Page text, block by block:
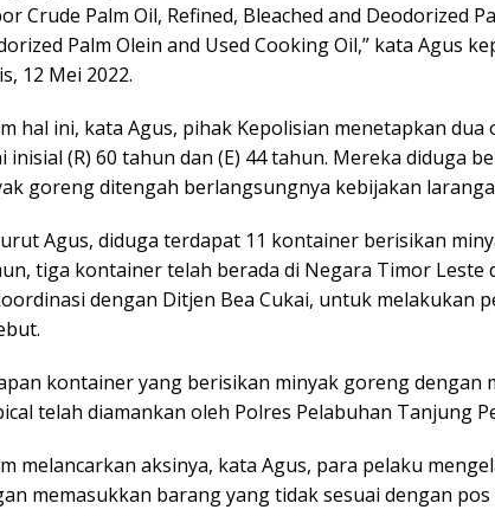
Crude Palm Oil, Refined, Bleached and Deodorized
Palm Olein and Used Cooking Oil,” kata Agus
12 Mei 2022.
hal ini, kata Agus, pihak Kepolisian menetapkan
inisial (R) 60 tahun dan (E) 44 tahun. Mereka diduga
goreng ditengah berlangsungnya kebijakan
Agus, diduga terdapat 11 kontainer berisikan
tiga kontainer telah berada di Negara Timor Leste
dengan Ditjen Bea Cukai, untuk melakukan
kontainer yang berisikan minyak goreng dengan
telah diamankan oleh Polres Pelabuhan Tanjung
melancarkan aksinya, kata Agus, para pelaku
memasukkan barang yang tidak sesuai dengan